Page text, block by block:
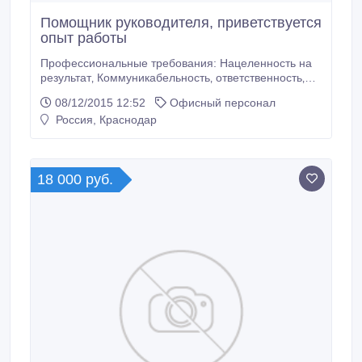
Помощник руководителя, приветствуется
опыт работы
Профессиональные требования: Нацеленность на
результат‚ Коммуникабельность‚ ответственность‚
развиваться в данной сфере деятельности.
Обязанности: Организация‚ обеспечение и контроль
Условия: Работа в крупной стабильной компании,
Возможность обучения и развития внутри Компании‚
Оплата высокая по итогам собеседования с
08/12/2015 12:52
Офисный персонал
Россия, Краснодар
18 000 руб.